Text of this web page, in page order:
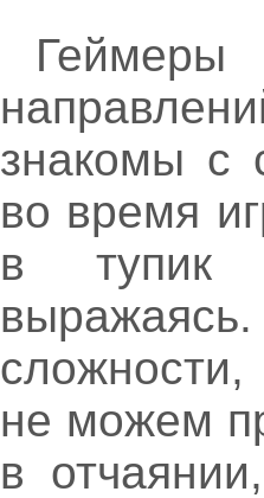
Геймеры
знакомы с
во время
в тупик
не можем
в